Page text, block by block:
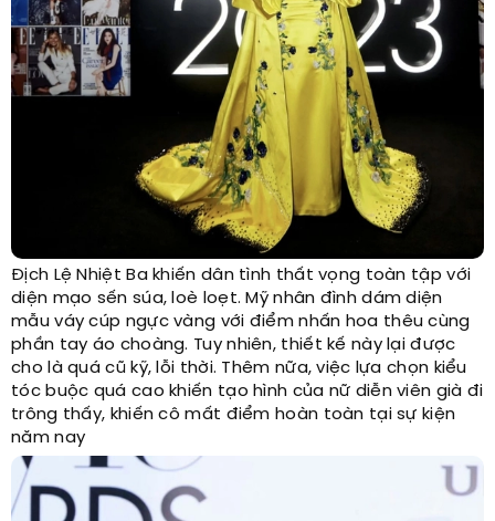
Địch Lệ Nhiệt Ba khiến dân tình thất vọng toàn tập với
diện mạo sến súa, loè loẹt. Mỹ nhân đình dám diện
mẫu váy cúp ngực vàng với điểm nhấn hoa thêu cùng
phần tay áo choàng. Tuy nhiên, thiết kế này lại được
cho là quá cũ kỹ, lỗi thời. Thêm nữa, việc lựa chọn kiểu
tóc buộc quá cao khiến tạo hình của nữ diễn viên già đi
trông thấy, khiến cô mất điểm hoàn toàn tại sự kiện
năm nay